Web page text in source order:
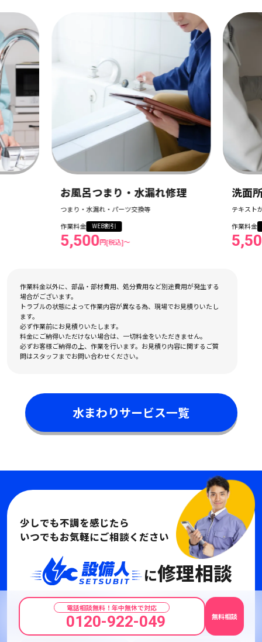
洗面所つまり・水漏れ修理
テキストが入ります
作業料金
5,500円[税込]〜
作業料金以外に、部品・部材費用、処分費用など別途費用が発生する
場合がございます。
トラブルの状態によって作業内容が異なる為、現場でお見積りいたし
ます。
必ず作業前にお見積りいたします。
料金にご納得いただけない場合は、一切料金をいただきません。
必ずお客様ご納得の上、作業を行います。お見積り内容に関するご質
問はスタッフまでお問い合わせください。
水まわりサービス一覧
少しでも不調を感じたら
いつでもお気軽にご相談ください
に修理相談
電話相談無料！年中無休で対応
0120-922-049 無料相談